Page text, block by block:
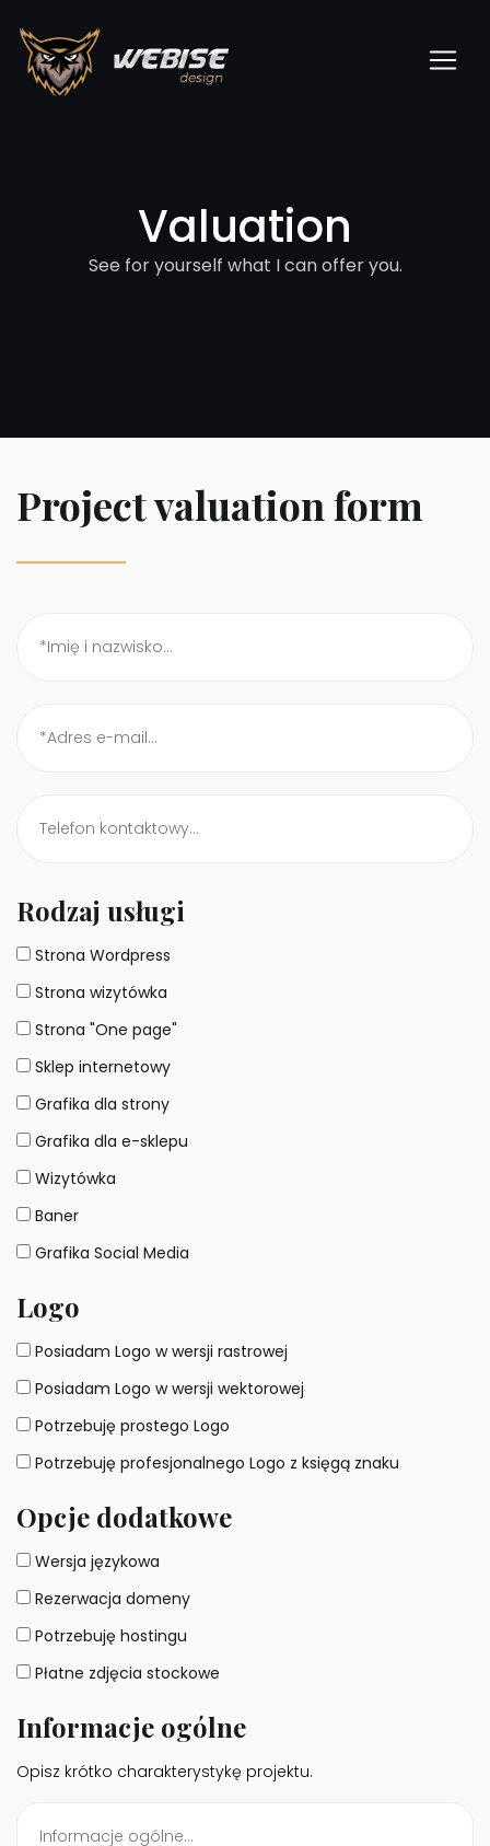
Valuation
See for yourself what I can offer you.
Project valuation form
Rodzaj usługi
Strona Wordpress
Strona wizytówka
Strona "One page"
Sklep internetowy
Grafika dla strony
Grafika dla e-sklepu
Wizytówka
Baner
Grafika Social Media
Logo
Posiadam Logo w wersji rastrowej
Posiadam Logo w wersji wektorowej
Potrzebuję prostego Logo
Potrzebuję profesjonalnego Logo z księgą znaku
Opcje dodatkowe
Wersja językowa
Rezerwacja domeny
Potrzebuję hostingu
Płatne zdjęcia stockowe
Informacje ogólne
Opisz krótko charakterystykę projektu.